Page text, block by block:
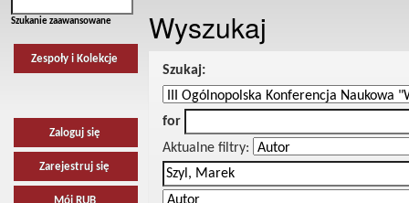
Szukanie zaawansowane
Zespoły i Kolekcje
Zaloguj się
Zarejestruj się
Wyszukaj
Szukaj:
for
Aktualne filtry: